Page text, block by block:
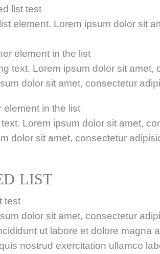
list test
element. Lorem ipsum dolor sit
element in the list
text. Lorem ipsum dolor sit amet,
dolor sit amet, consectetur
element in the list
Lorem ipsum dolor sit amet,
dolor sit amet, consectetur
LIST
test
dolor sit amet, consectetur
ut labore et dolore magna
nostrud exercitation ullamco